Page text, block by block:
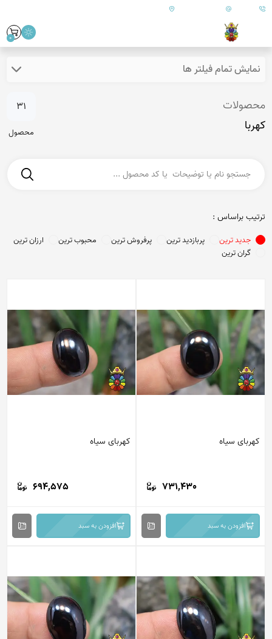
09179890157 ایران - فارس - کازرون
0
نمایش تمام فیلتر ها
محصولات
کهربا
31
محصول
ترتیب براساس :
جدید ترین پربازدید ترین پرفروش ترین محبوب ترین
ارزان ترین
گران ترین
کهربای سیاه
731,430
افزودن به سبد
کهربای سیاه
694,575
افزودن به سبد